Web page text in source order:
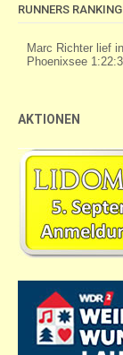
RUNNERS RANKING
AKTIONEN